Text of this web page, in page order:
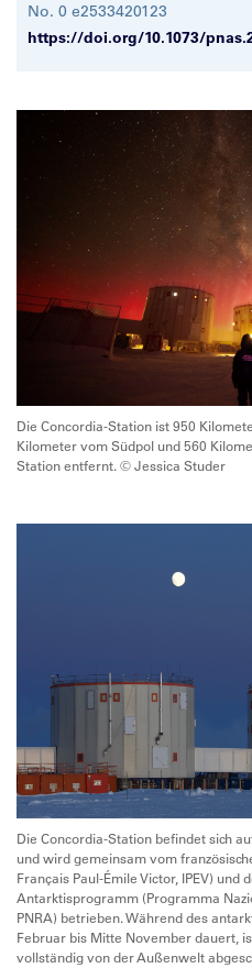
No. 0 e2533420123
https://doi.org/10.1073/
Die Concordia-Station ist 950
Kilometer vom Südpol und 560
Station entfernt. © Jessica Studer
Die Concordia-Station befindet sich
und wird gemeinsam vom
Français Paul-Émile Victor, IPEV) und
Antarktisprogramm (Programma
PNRA) betrieben. Während des
Februar bis Mitte November dauert,
vollständig von der Außenwelt